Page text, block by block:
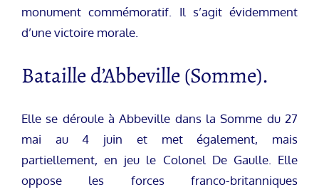
monument commémoratif. Il s’agit évidemment
d’une victoire morale.
Bataille d’Abbeville (Somme).
Elle se déroule à Abbeville dans la Somme du 27
mai au 4 juin et met également, mais
partiellement, en jeu le Colonel De Gaulle. Elle
oppose les forces franco-britanniques